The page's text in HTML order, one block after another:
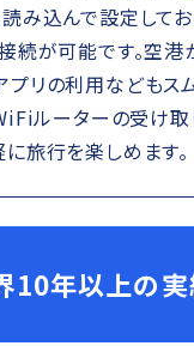
み込んで設定して
続が可能です。空港
リの利用などもス
ルーターの受け
旅行を楽しめます。
10年以上の実